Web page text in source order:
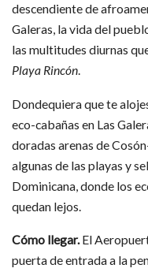
descendiente de
Galeras, la vida del
las multitudes diurnas
Playa Rincón.
Dondequiera que te
eco-cabañas en Las
doradas arenas de
algunas de las playas y
Dominicana, donde los
quedan lejos.
Cómo llegar.El
puerta de entrada a la